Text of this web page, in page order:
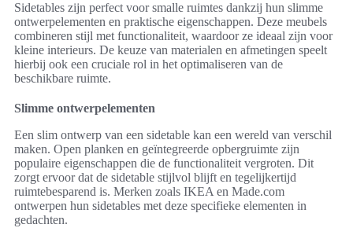
Sidetables zijn perfect voor smalle ruimtes dankzij hun slimme
ontwerpelementen en praktische eigenschappen. Deze meubels
combineren stijl met functionaliteit, waardoor ze ideaal zijn voor
kleine interieurs. De keuze van materialen en afmetingen speelt
hierbij ook een cruciale rol in het optimaliseren van de
beschikbare ruimte.
Slimme ontwerpelementen
Een slim ontwerp van een sidetable kan een wereld van verschil
maken. Open planken en geïntegreerde opbergruimte zijn
populaire eigenschappen die de functionaliteit vergroten. Dit
zorgt ervoor dat de sidetable stijlvol blijft en tegelijkertijd
ruimtebesparend is. Merken zoals IKEA en Made.com
ontwerpen hun sidetables met deze specifieke elementen in
gedachten.